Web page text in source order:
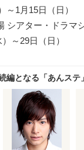
～1月15日（日）
シアター・ドラマ
～29日（日）
編となる「あんステ